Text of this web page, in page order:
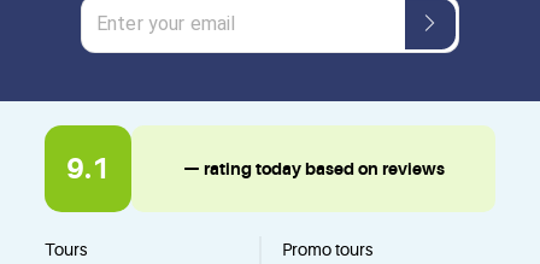
9.1 — rating today based on reviews
Tours
Promo tours